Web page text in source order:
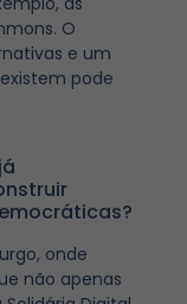
O
e um
pode
onde
não apenas